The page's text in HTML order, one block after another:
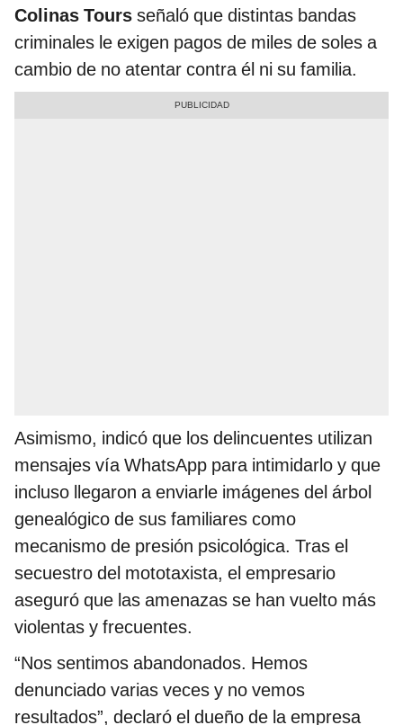
Colinas Tours señaló que distintas bandas
criminales le exigen pagos de miles de soles a
cambio de no atentar contra él ni su familia.
Asimismo, indicó que los delincuentes utilizan
mensajes vía WhatsApp para intimidarlo y que
incluso llegaron a enviarle imágenes del árbol
genealógico de sus familiares como
mecanismo de presión psicológica. Tras el
secuestro del mototaxista, el empresario
aseguró que las amenazas se han vuelto más
violentas y frecuentes.
“Nos sentimos abandonados. Hemos
denunciado varias veces y no vemos
resultados”, declaró el dueño de la empresa